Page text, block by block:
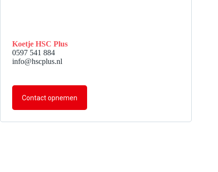
Koetje HSC Plus
0597 541 884
info@hscplus.nl
Contact opnemen